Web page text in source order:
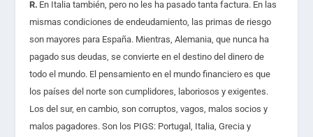
R. En Italia también, pero no les ha pasado tanta factura. En las
mismas condiciones de endeudamiento, las primas de riesgo
son mayores para España. Mientras, Alemania, que nunca ha
pagado sus deudas, se convierte en el destino del dinero de
todo el mundo. El pensamiento en el mundo financiero es que
los países del norte son cumplidores, laboriosos y exigentes.
Los del sur, en cambio, son corruptos, vagos, malos socios y
malos pagadores. Son los PIGS: Portugal, Italia, Grecia y